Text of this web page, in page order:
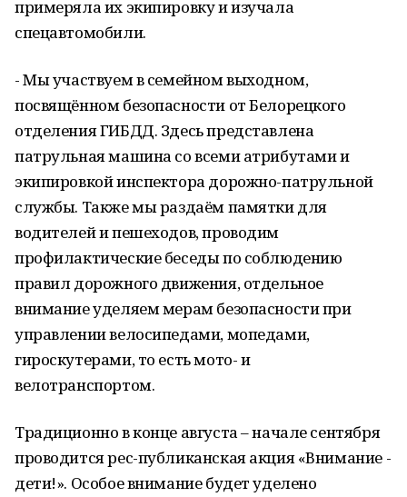
примеряла их экипировку и изучала
спецавтомобили.
- Мы участвуем в семейном выходном,
посвящённом безопасности от Белорецкого
отделения ГИБДД. Здесь представлена
патрульная машина со всеми атрибутами и
экипировкой инспектора дорожно-патрульной
службы. Также мы раздаём памятки для
водителей и пешеходов, проводим
профилактические беседы по соблюдению
правил дорожного движения, отдельное
внимание уделяем мерам безопасности при
управлении велосипедами, мопедами,
гироскутерами, то есть мото- и
велотранспортом.
Традиционно в конце августа – начале сентября
проводится рес-публиканская акция «Внимание -
дети!». Особое внимание будет уделено